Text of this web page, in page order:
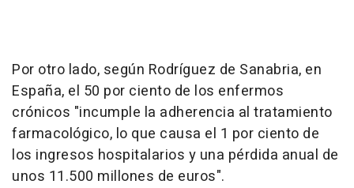
Por otro lado, según Rodríguez de Sanabria, en
España, el 50 por ciento de los enfermos
crónicos "incumple la adherencia al tratamiento
farmacológico, lo que causa el 1 por ciento de
los ingresos hospitalarios y una pérdida anual de
unos 11.500 millones de euros".